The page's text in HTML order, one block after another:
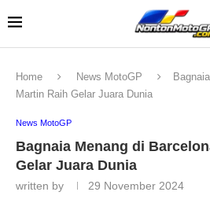
Home News MotoGP
Martin Raih Gelar Juara Dunia
News MotoGP
Bagnaia Menang di
Gelar Juara Dunia
written by 29 November 2024